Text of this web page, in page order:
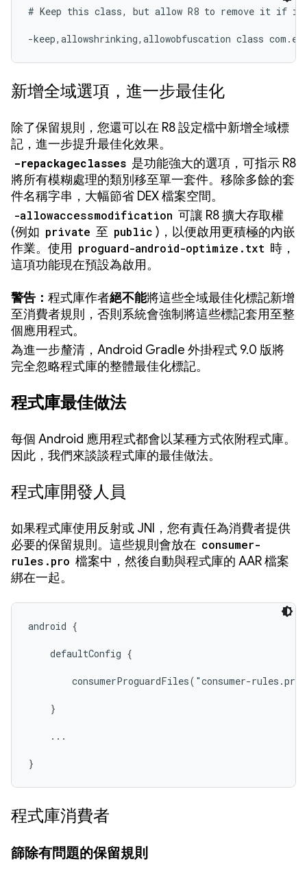
# Keep this class, but allow R8 to remove it if
-keep,allowshrinking,allowobfuscation class
新增全域選項，進一步最佳化
除了保留規則，您還可以在 R8 設定檔中新增全域標
記，進一步提升最佳化效果。
-repackageclasses 是功能強大的選項，可指示 R8
將所有模糊處理的類別移至單一套件。移除多餘的套
件名稱字串，大幅節省 DEX 檔案空間。
-allowaccessmodification 可讓 R8 擴大存取權
(例如 private 至 public )，以便啟用更積極的內嵌
作業。使用 proguard-android-optimize.txt 時，
這項功能現在預設為啟用。
警告： 程式庫作者絕不能將這些全域最佳化標記新增
至消費者規則，否則系統會強制將這些標記套用至整
個應用程式。
為進一步釐清，Android Gradle 外掛程式 9.0 版將
完全忽略程式庫的整體最佳化標記。
程式庫最佳做法
每個 Android 應用程式都會以某種方式依附程式庫。
因此，我們來談談程式庫的最佳做法。
程式庫開發人員
如果程式庫使用反射或 JNI，您有責任為消費者提供
必要的保留規則。這些規則會放在 consumer-
rules.pro 檔案中，然後自動與程式庫的 AAR 檔案
綁在一起。
android {
    defaultConfig {
consumerProguardFiles("consumer-
    }
    ...
}
程式庫消費者
篩除有問題的保留規則